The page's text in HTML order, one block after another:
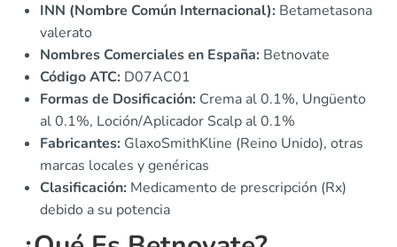
INN (Nombre Común Internacional): Betametasona
valerato
Nombres Comerciales en España: Betnovate
Código ATC: D07AC01
Formas de Dosificación: Crema al 0.1%, Ungüento
al 0.1%, Loción/Aplicador Scalp al 0.1%
Fabricantes: GlaxoSmithKline (Reino Unido), otras
marcas locales y genéricas
Clasificación: Medicamento de prescripción (Rx)
debido a su potencia